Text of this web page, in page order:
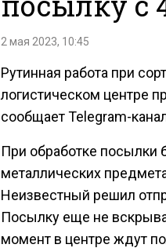
2 мая 2023, 10:45
Рутинная работа при
логистическом центре
сообщает Telegram-
При обработке посылки
металлических
Неизвестный решил
Посылку еще не
момент в центре ждут